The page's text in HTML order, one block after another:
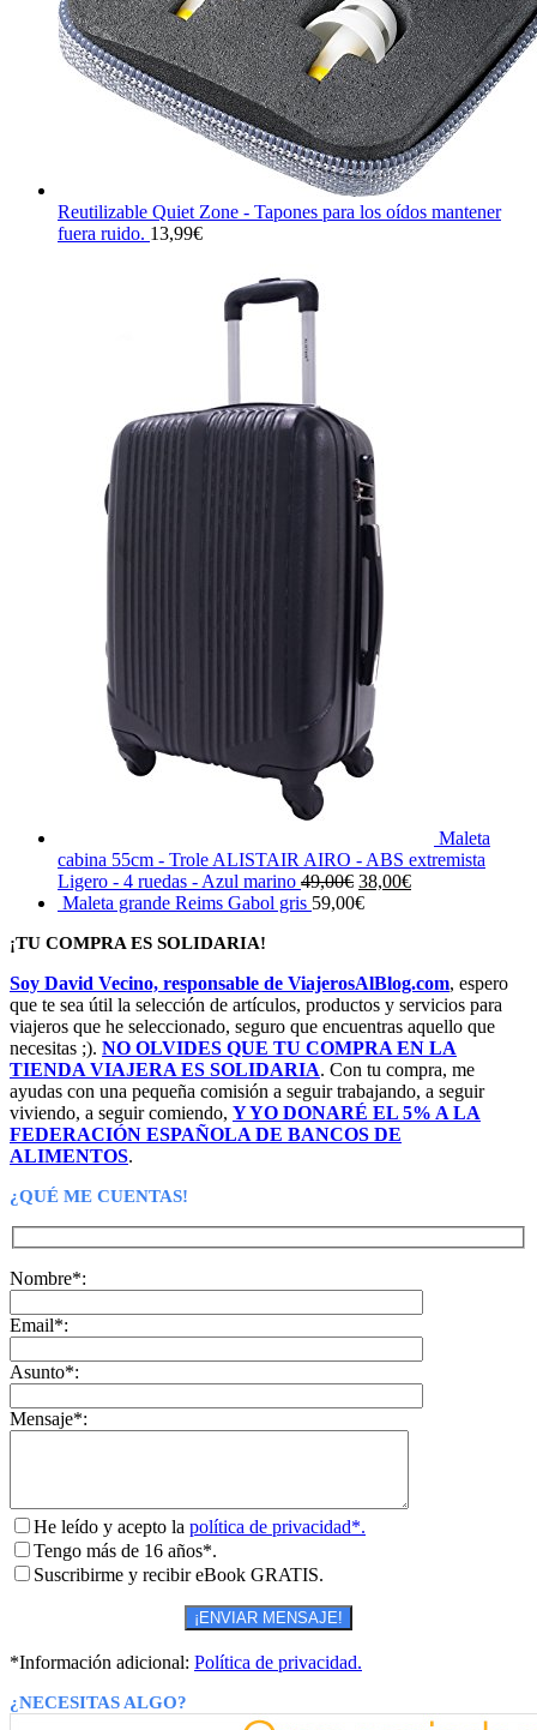
Reutilizable Quiet Zone - Tapones para los oídos mantener
fuera ruido. 13,99€
Maleta
cabina 55cm - Trole ALISTAIR AIRO - ABS extremista
Ligero - 4 ruedas - Azul marino 49,00€ El
precio
38,00€El
Maleta grande Reims Gabol gris 59,00€
¡TU COMPRA ES SOLIDARIA!
Soy David Vecino, responsable de ViajerosAlBlog.com, espero
que te sea útil la selección de artículos, productos y servicios para
viajeros que he seleccionado, seguro que encuentras aquello que
necesitas ;). NO OLVIDES QUE TU COMPRA EN LA
TIENDA VIAJERA ES SOLIDARIA. Con tu compra, me
ayudas con una pequeña comisión a seguir trabajando, a seguir
viviendo, a seguir comiendo, Y YO DONARÉ EL 5% A LA
FEDERACIÓN ESPAÑOLA DE BANCOS DE
ALIMENTOS.
¿QUÉ ME CUENTAS!
Nombre*:
Email*:
Asunto*:
Mensaje*:
He leído y acepto la política de privacidad*.
Tengo más de 16 años*.
Suscribirme y recibir eBook GRATIS.
*Información adicional: Política de privacidad.
¿NECESITAS ALGO?